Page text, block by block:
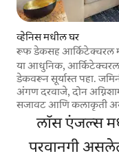
व्हेनिस मधील घर
रूफ डेकसह आर्किटेक्चरल
या आधुनिक, आर्किटेक्चरल
डेकवरून सूर्यास्त पहा.
अंगण दरवाजे, दोन
सजावट आणि कलाकृती
आऊटडोअर औद्योगिक
धबधबाजवळ आराम करा.
वयाची मुले पोस्ट केलेल्या
लॉस एंजल्स
परवानगी